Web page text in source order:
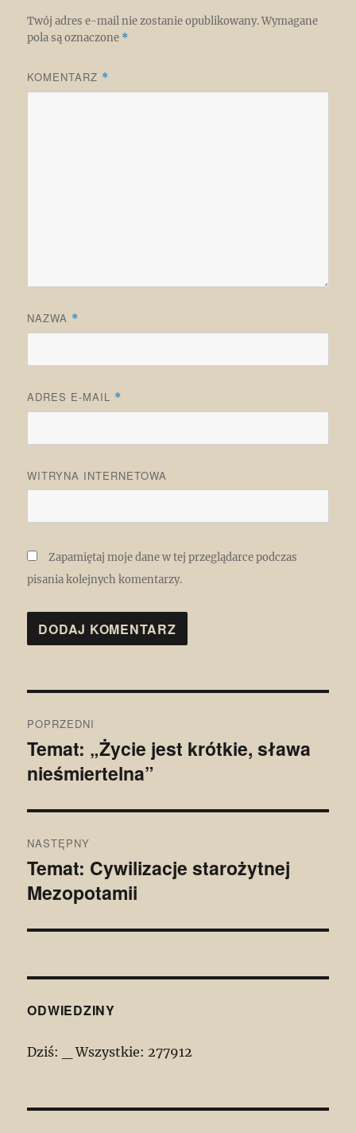
Twój adres e-mail nie zostanie opublikowany. Wymagane
pola są oznaczone *
KOMENTARZ *
NAZWA *
ADRES E-MAIL *
WITRYNA INTERNETOWA
Zapamiętaj moje dane w tej przeglądarce podczas
pisania kolejnych komentarzy.
wpisu
POPRZEDNI
Poprzedni
wpis:
Temat: „Życie jest krótkie, sława
nieśmiertelna”
NASTĘPNY
Następny
wpis:
Temat: Cywilizacje starożytnej
Mezopotamii
ODWIEDZINY
Dziś: Wszystkie: 277912